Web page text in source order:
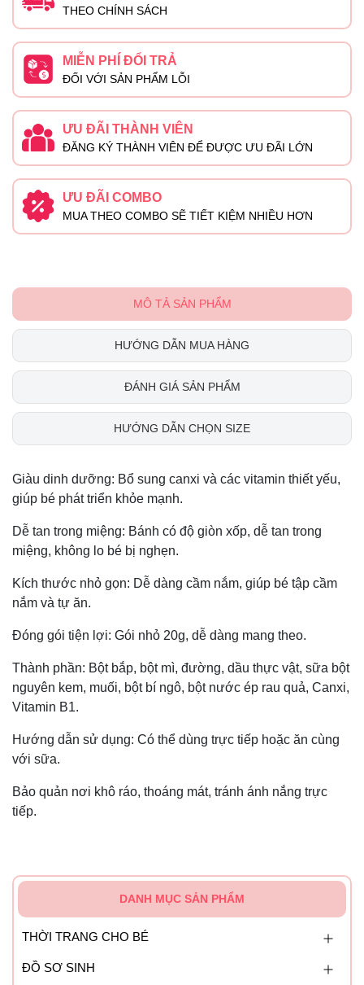
THEO CHÍNH SÁCH
MIỄN PHÍ ĐỔI TRẢ
ĐỐI VỚI SẢN PHẨM LỖI
ƯU ĐÃI THÀNH VIÊN
ĐĂNG KÝ THÀNH VIÊN ĐỂ ĐƯỢC ƯU ĐÃI LỚN
ƯU ĐÃI COMBO
MUA THEO COMBO SẼ TIẾT KIỆM NHIỀU HƠN
MÔ TẢ SẢN PHẨM
HƯỚNG DẪN MUA HÀNG
ĐÁNH GIÁ SẢN PHẨM
HƯỚNG DẪN CHỌN SIZE
Giàu dinh dưỡng: Bổ sung canxi và các vitamin thiết yếu,
giúp bé phát triển khỏe mạnh.
Dễ tan trong miệng: Bánh có độ giòn xốp, dễ tan trong
miệng, không lo bé bị nghẹn.
Kích thước nhỏ gọn: Dễ dàng cầm nắm, giúp bé tập cầm
nắm và tự ăn.
Đóng gói tiện lợi: Gói nhỏ 20g, dễ dàng mang theo.
Thành phần: Bột bắp, bột mì, đường, dầu thực vật, sữa bột
nguyên kem, muối, bột bí ngô, bột nước ép rau quả, Canxi,
Vitamin B1.
Hướng dẫn sử dụng: Có thể dùng trực tiếp hoặc ăn cùng
với sữa.
Bảo quản nơi khô ráo, thoáng mát, tránh ánh nắng trực
tiếp.
DANH MỤC SẢN PHẨM
THỜI TRANG CHO BÉ
ĐỒ SƠ SINH